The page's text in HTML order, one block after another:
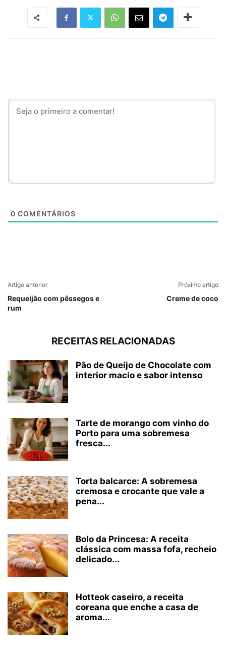
0 COMENTÁRIOS
Artigo anterior
Requeijão com pêssegos e
rum
Próximo artigo
Creme de coco
RECEITAS RELACIONADAS
Pão de Queijo de Chocolate com
interior macio e sabor intenso
Tarte de morango com vinho do
Porto para uma sobremesa
fresca...
Torta balcarce: A sobremesa
cremosa e crocante que vale a
pena...
Bolo da Princesa: A receita
clássica com massa fofa, recheio
delicado...
Hotteok caseiro, a receita
coreana que enche a casa de
aroma...